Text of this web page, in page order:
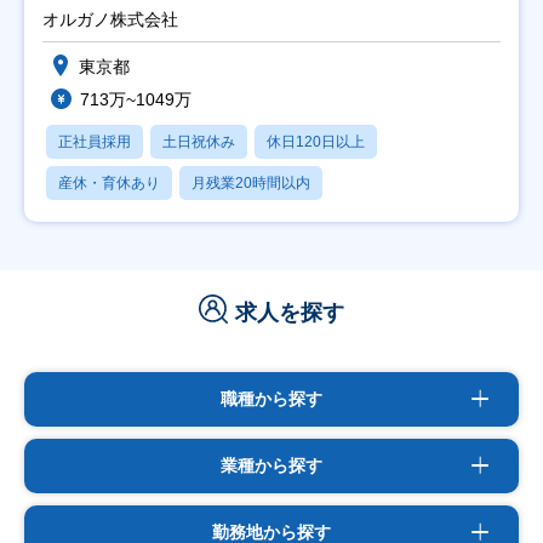
オルガノ株式会社
東京都
713万~1049万
正社員採用 土日祝休み 休日120日以上
産休・育休あり 月残業20時間以内
求人を探す
職種から探す
業種から探す
勤務地から探す